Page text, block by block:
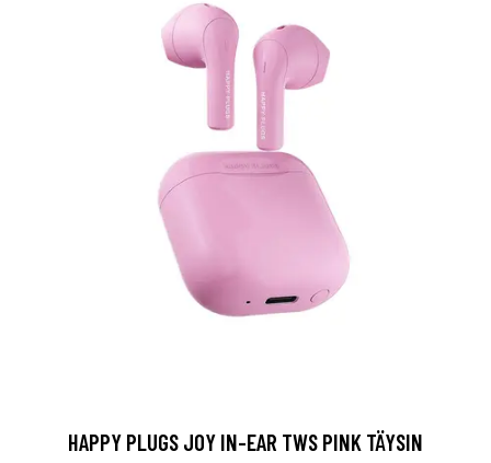
HAPPY PLUGS JOY IN-EAR TWS PINK TÄYSIN